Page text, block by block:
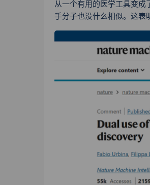
从一个有用的医学工具变成
手分子也没什么相似。这表